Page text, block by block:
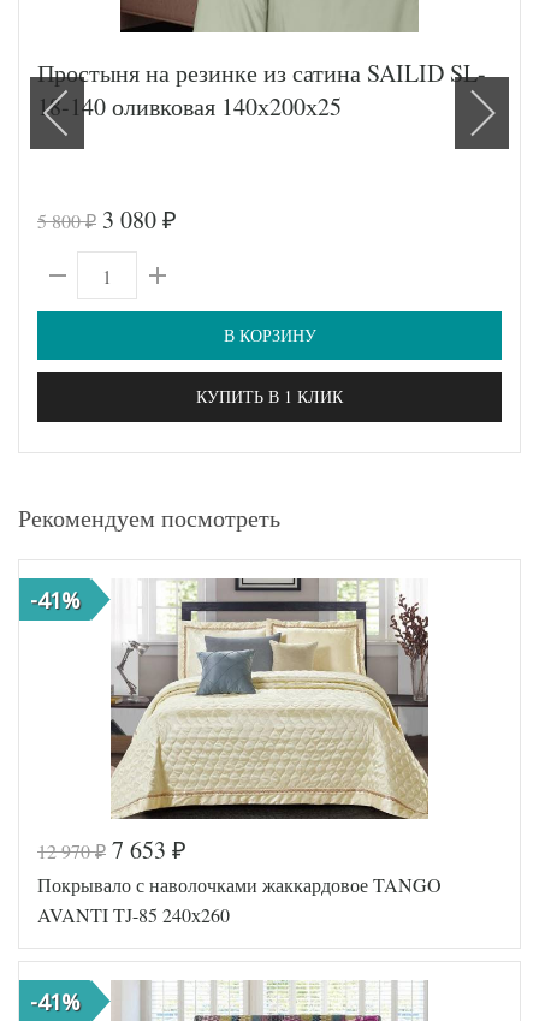
Простыня на резинке из сатина SAILID SL-
18-140 оливковая 140х200х25
5 800₽ 3 080 ₽
В КОРЗИНУ
КУПИТЬ В 1 КЛИК
Рекомендуем посмотреть
-41%
12 970₽ 7 653 ₽
Покрывало с наволочками жаккардовое TANGO
AVANTI TJ-85 240х260
-41%